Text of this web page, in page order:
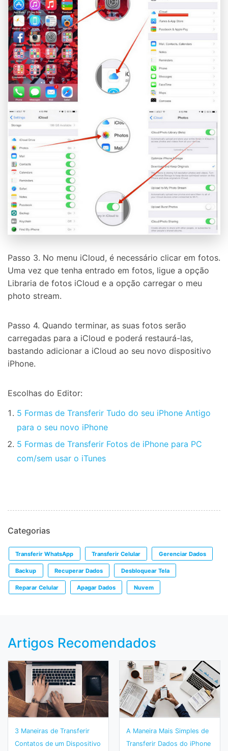
Passo 3. No menu iCloud, é necessário clicar em fotos.
Uma vez que tenha entrado em fotos, ligue a opção
Libraria de fotos iCloud e a opção carregar o meu
photo stream.
Passo 4. Quando terminar, as suas fotos serão
carregadas para a iCloud e poderá restaurá-las,
bastando adicionar a iCloud ao seu novo dispositivo
iPhone.
Escolhas do Editor:
5 Formas de Transferir Tudo do seu iPhone Antigo
para o seu novo iPhone
5 Formas de Transferir Fotos de iPhone para PC
com/sem usar o iTunes
Categorias
Transferir WhatsApp Transferir Celular Gerenciar Dados
Backup Recuperar Dados Desbloquear Tela
Reparar Celular Apagar Dados Nuvem
Artigos Recomendados
3 Maneiras de Transferir
Contatos de um Dispositivo
A Maneira Mais Simples de
Transferir Dados do iPhone